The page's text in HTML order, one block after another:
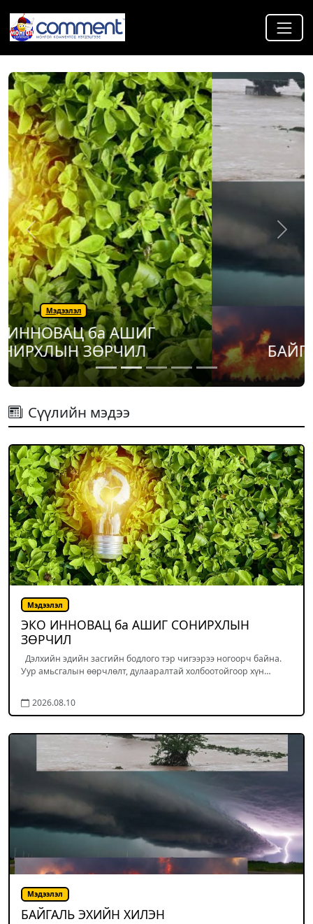
Мэдээлэл
БАЙГАЛЬ ЭХИЙН ХИЛЭН
Сүүлийн мэдээ
Мэдээлэл
ЭКО ИННОВАЦ ба АШИГ СОНИРХЛЫН
ЗӨРЧИЛ
Дэлхийн эдийн засгийн бодлого тэр чигээрээ ногоорч байна.
Уур амьсгалын өөрчлөлт, дулааралтай холбоотойгоор хүн…
2026.08.10
Мэдээлэл
БАЙГАЛЬ ЭХИЙН ХИЛЭН